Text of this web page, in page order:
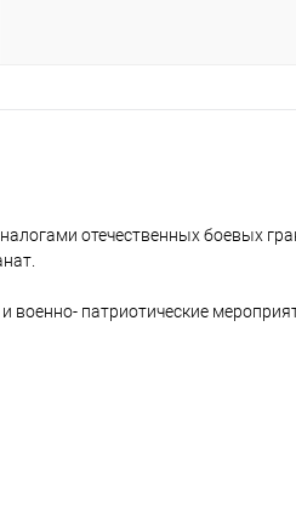
отечественных боевых
патриотические